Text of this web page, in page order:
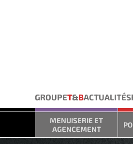
GROUPET&BACTUALITÉS
MENUISERIE ET
AGENCEMENT